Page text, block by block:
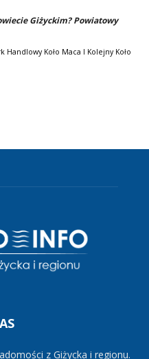
Giżyckim? Powiatowy
Handlowy Koło Maca I Kolejny Koło
z Giżycka i regionu.